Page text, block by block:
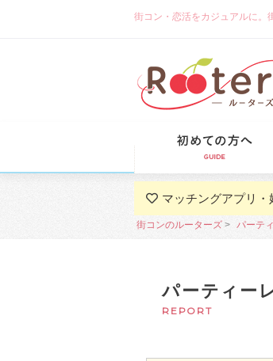
街コン・恋活をカジュアルに。
マッチングアプリ・
街コンのルーターズ パーテ
パーティー
REPORT